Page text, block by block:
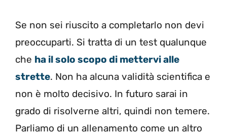
Se non sei riuscito a completarlo non devi
preoccuparti. Si tratta di un test qualunque
che ha il solo scopo di mettervi alle
strette. Non ha alcuna validità scientifica e
non è molto decisivo. In futuro sarai in
grado di risolverne altri, quindi non temere.
Parliamo di un allenamento come un altro